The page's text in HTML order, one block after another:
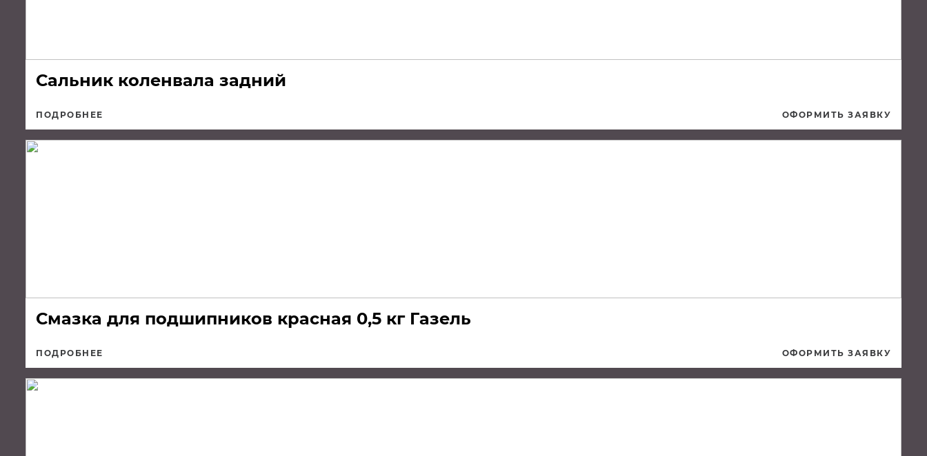
Сальник коленвала задний
ПОДРОБНЕЕ ОФОРМИТЬ ЗАЯВКУ
Смазка для подшипников красная 0,5 кг Газель
ПОДРОБНЕЕ ОФОРМИТЬ ЗАЯВКУ